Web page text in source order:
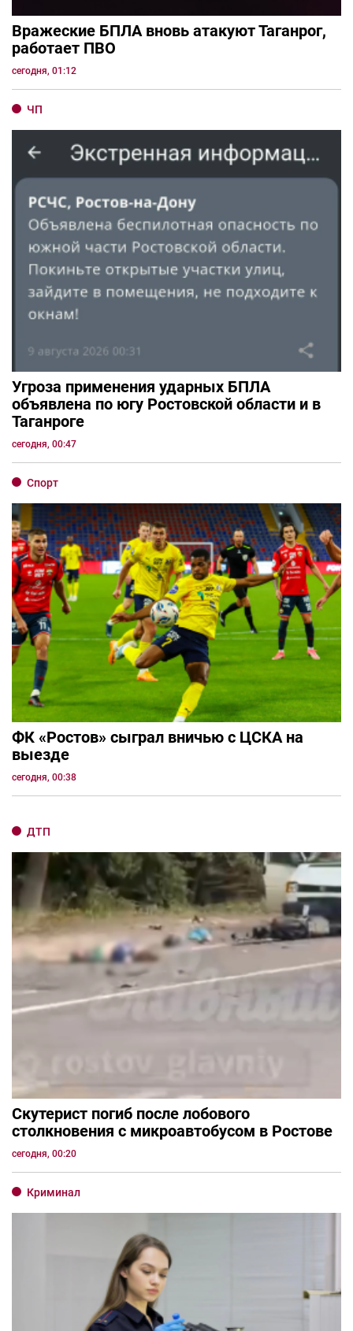
Вражеские БПЛА вновь атакуют Таганрог,
работает ПВО
сегодня, 01:12
ЧП
Угроза применения ударных БПЛА
объявлена по югу Ростовской области и в
Таганроге
сегодня, 00:47
Спорт
ФК «Ростов» сыграл вничью с ЦСКА на
выезде
сегодня, 00:38
ДТП
Скутерист погиб после лобового
столкновения с микроавтобусом в Ростове
сегодня, 00:20
Криминал